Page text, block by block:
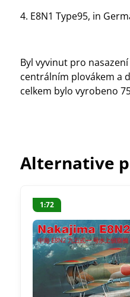
4. E8N1 Type95, in
Byl vyvinut pro
centrálním plovákem a
celkem bylo vyrobeno
Alternative
1:72